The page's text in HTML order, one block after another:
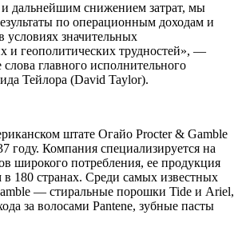
дальнейшим снижением затрат, мы
по операционным доходам и
значительных
и геополитических трудностей», —
слова главного исполнительного
Тейлора (David Taylor).
штате Огайо Procter & Gamble
году. Компания специализируется на
широкого потребления, ее продукция
в 180 странах. Среди самых известных
— стиральные порошки Tide и Ariel,
за волосами Pantene, зубные пасты